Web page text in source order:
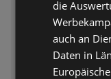
die
auch an
Daten in